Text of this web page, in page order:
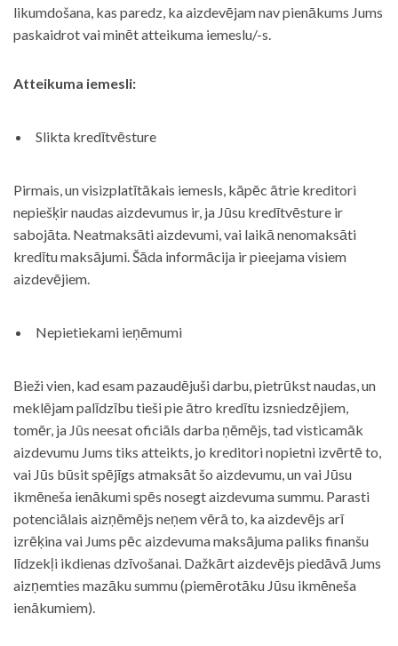
likumdošana, kas paredz, ka aizdevējam nav pienākums Jums
paskaidrot vai minēt atteikuma iemeslu/-s.
Atteikuma iemesli:
Slikta kredītvēsture
Pirmais, un visizplatītākais iemesls, kāpēc ātrie kreditori
nepiešķir naudas aizdevumus ir, ja Jūsu kredītvēsture ir
sabojāta. Neatmaksāti aizdevumi, vai laikā nenomaksāti
kredītu maksājumi. Šāda informācija ir pieejama visiem
aizdevējiem.
Nepietiekami ieņēmumi
Bieži vien, kad esam pazaudējuši darbu, pietrūkst naudas, un
meklējam palīdzību tieši pie ātro kredītu izsniedzējiem,
tomēr, ja Jūs neesat oficiāls darba ņēmējs, tad visticamāk
aizdevumu Jums tiks atteikts, jo kreditori nopietni izvērtē to,
vai Jūs būsit spējīgs atmaksāt šo aizdevumu, un vai Jūsu
ikmēneša ienākumi spēs nosegt aizdevuma summu. Parasti
potenciālais aizņēmējs neņem vērā to, ka aizdevējs arī
izrēķina vai Jums pēc aizdevuma maksājuma paliks finanšu
līdzekļi ikdienas dzīvošanai. Dažkārt aizdevējs piedāvā Jums
aizņemties mazāku summu (piemērotāku Jūsu ikmēneša
ienākumiem).